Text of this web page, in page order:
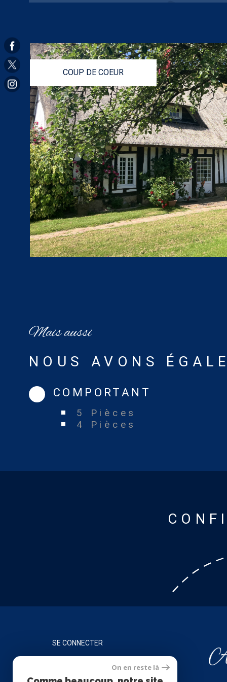
COUP DE COEUR
VOIR LE BIEN
Mais aussi
NOUS AVONS
COMPORTANT
5 Pièces
4 Pièces
SE CONNECTER
ESPACE PROPRIÉTAIREOn en reste là